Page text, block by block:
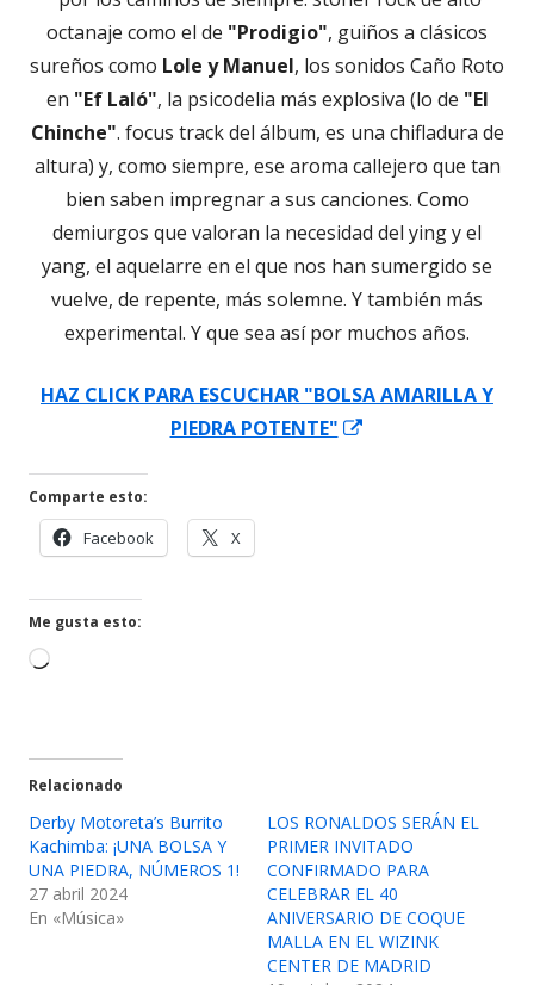
nueva
en
una
ventana
nueva
octanaje como el de "Prodigio", guiños a clásicos
sureños como Lole y Manuel, los sonidos Caño Roto
en "Ef Laló", la psicodelia más explosiva (lo de "El
Chinche". focus track del álbum, es una chifladura de
altura) y, como siempre, ese aroma callejero que tan
bien saben impregnar a sus canciones. Como
demiurgos que valoran la necesidad del ying y el
yang, el aquelarre en el que nos han sumergido se
vuelve, de repente, más solemne. Y también más
experimental. Y que sea así por muchos años.
HAZ CLICK PARA ESCUCHAR "BOLSA AMARILLA Y
PIEDRA POTENTE"
Comparte esto:
Facebook
en
X
en
Me gusta esto:
Cargando...
Relacionado
Derby Motoreta’s Burrito
Kachimba: ¡UNA BOLSA Y
UNA PIEDRA, NÚMEROS 1!
27 abril 2024
En «Música»
LOS RONALDOS SERÁN EL
PRIMER INVITADO
CONFIRMADO PARA
CELEBRAR EL 40
ANIVERSARIO DE COQUE
MALLA EN EL WIZINK
CENTER DE MADRID